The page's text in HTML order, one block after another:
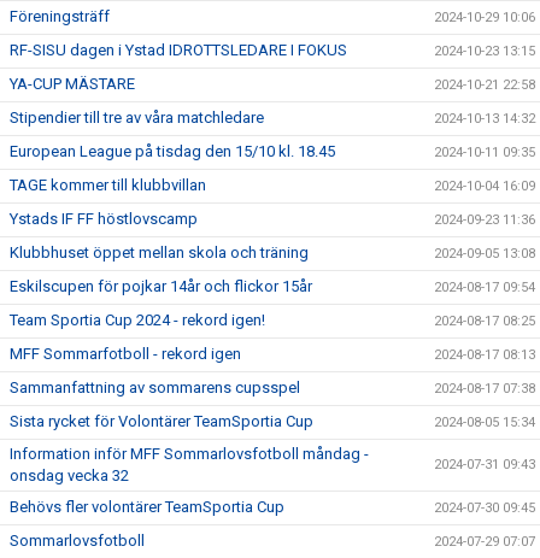
Föreningsträff 2024-10-29 10:06
RF-SISU dagen i Ystad IDROTTSLEDARE I FOKUS 2024-10-23 13:15
YA-CUP MÄSTARE 2024-10-21 22:58
Stipendier till tre av våra matchledare 2024-10-13 14:32
European League på tisdag den 15/10 kl. 18.45 2024-10-11 09:35
TAGE kommer till klubbvillan 2024-10-04 16:09
Ystads IF FF höstlovscamp 2024-09-23 11:36
Klubbhuset öppet mellan skola och träning 2024-09-05 13:08
Eskilscupen för pojkar 14år och flickor 15år 2024-08-17 09:54
Team Sportia Cup 2024 - rekord igen! 2024-08-17 08:25
MFF Sommarfotboll - rekord igen 2024-08-17 08:13
Sammanfattning av sommarens cupsspel 2024-08-17 07:38
Sista rycket för Volontärer TeamSportia Cup 2024-08-05 15:34
Information inför MFF Sommarlovsfotboll måndag -
onsdag vecka 32
2024-07-31 09:43
Behövs fler volontärer TeamSportia Cup 2024-07-30 09:45
Sommarlovsfotboll 2024-07-29 07:07